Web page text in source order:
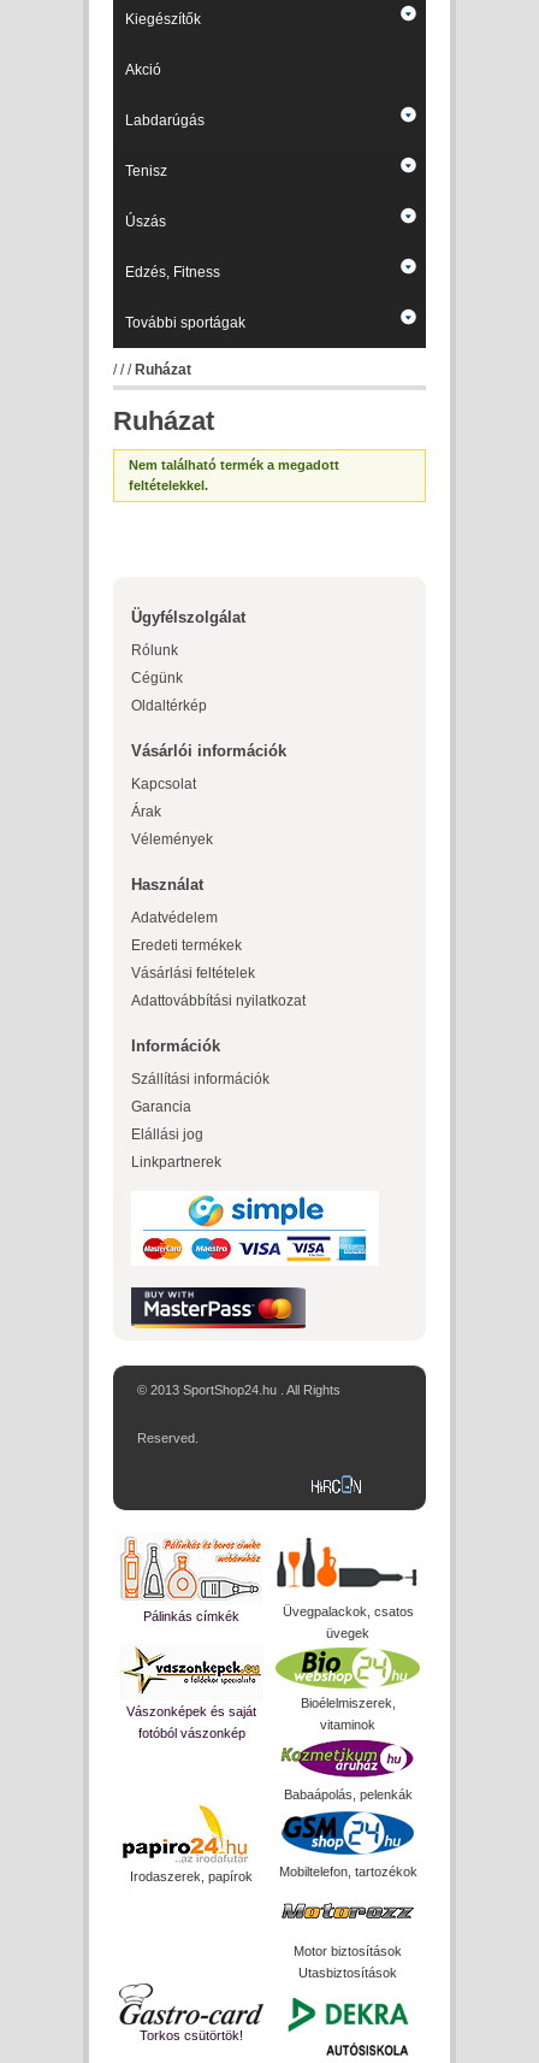
Kiegészítők
Akció
Labdarúgás
Tenisz
Úszás
Edzés, Fitness
További sportágak
/// Ruházat
Ruházat
Nem található termék a megadott
feltételekkel.
Ügyfélszolgálat
Rólunk
Cégünk
Oldaltérkép
Vásárlói információk
Kapcsolat
Árak
Vélemények
Használat
Adatvédelem
Eredeti termékek
Vásárlási feltételek
Adattovábbítási nyilatkozat
Információk
Szállítási információk
Garancia
Elállási jog
Linkpartnerek
© 2013 SportShop24.hu . All Rights
Reserved.
Pálinkás címkék
Üvegpalackok, csatos
üvegek
Vászonképek és saját
fotóból vászonkép
Bioélelmiszerek,
vitaminok
Babaápolás, pelenkák
Irodaszerek, papírok Mobiltelefon, tartozékok
Motor biztosítások
Utasbiztosítások
Torkos csütörtök!